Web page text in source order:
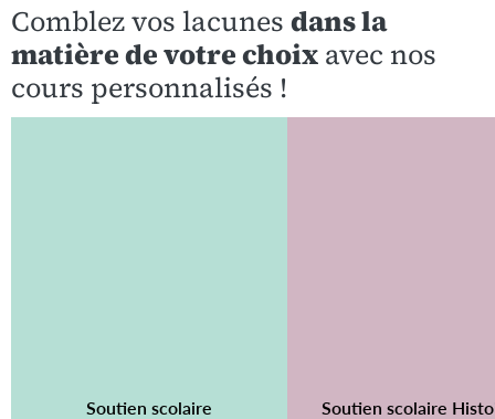
Comblez vos lacunes dans la
matière de votre choix avec nos
cours personnalisés !
Soutien scolaire
Soutien scolaire